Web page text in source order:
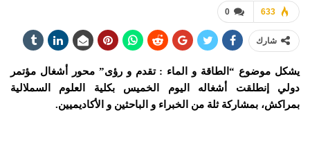
0 633
شارك
يشكل موضوع “الطاقة و الماء : تقدم و رؤى” محور أشغال مؤتمر
دولي إنطلقت أشغاله اليوم الخميس بكلية العلوم السملالية
بمراكش، بمشاركة ثلة من الخبراء و الباحثين و الأكاديميين.